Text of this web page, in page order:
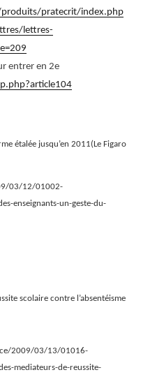
pratecrit/index.php
lettres-
entrer en 2e
étalée jusqu’en 2011(Le Figaro
03/12/01002-
enseignants-un-geste-du-
scolaire contre l’absentéisme
2009/03/13/01016-
mediateurs-de-reussite-